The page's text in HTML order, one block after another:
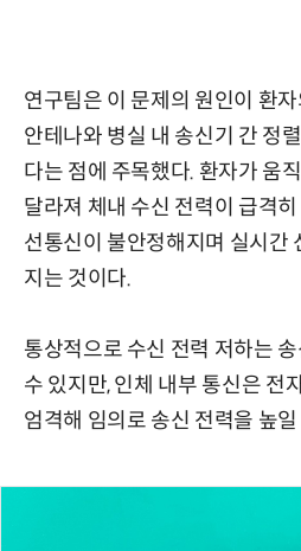
연구팀은 이 문제의 원인이 환
안테나와 병실 내 송신기 간 정
다는 점에 주목했다. 환자가 움
달라져 체내 수신 전력이 급격
선통신이 불안정해지며 실시간
지는 것이다.
통상적으로 수신 전력 저하는
수 있지만, 인체 내부 통신은 전
엄격해 임의로 송신 전력을 높일